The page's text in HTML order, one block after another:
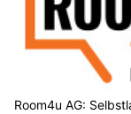
Room4u AG: